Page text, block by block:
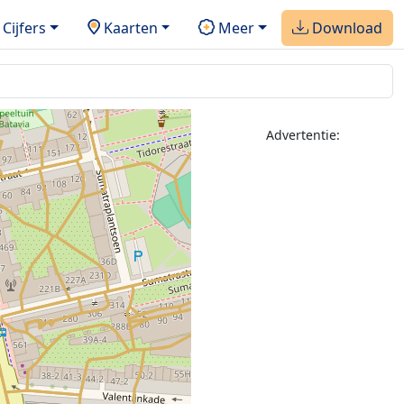
Cijfers Kaarten Meer Download
Advertentie: